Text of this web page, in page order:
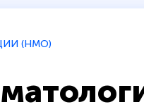
(НМО)